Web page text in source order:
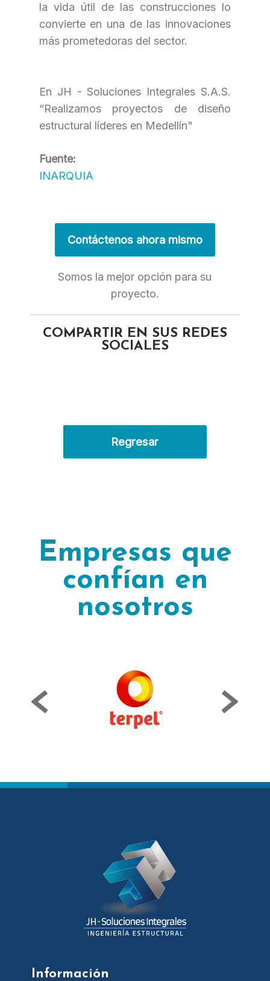
la vida útil de las construcciones lo
convierte en una de las innovaciones
más prometedoras del sector.
En JH - Soluciones Integrales S.A.S.
“Realizamos proyectos de diseño
estructural líderes en Medellín"
Fuente:
INARQUIA
Contáctenos ahora mismo
Somos la mejor opción para su
proyecto.
COMPARTIR EN SUS REDES
SOCIALES
Regresar
Empresas que
confían en
nosotros
Información